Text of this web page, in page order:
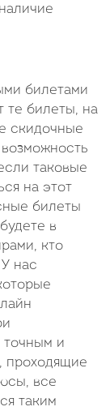
билетами
те билеты, на
скидочные
таковые
на этот
билеты
в
кто
нас
точным и
проходящие
все
таким